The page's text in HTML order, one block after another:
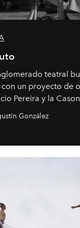
teatral
un proyecto de
Pereira y la
lugares que han
en escena
González